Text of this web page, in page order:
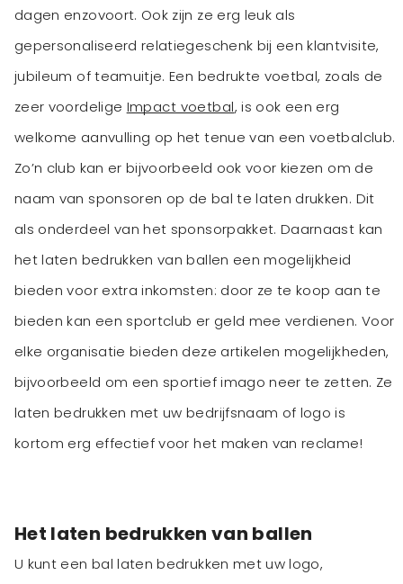
dagen enzovoort. Ook zijn ze erg leuk als
gepersonaliseerd relatiegeschenk bij een klantvisite,
jubileum of teamuitje. Een bedrukte voetbal, zoals de
zeer voordelige Impact voetbal, is ook een erg
welkome aanvulling op het tenue van een voetbalclub.
Zo’n club kan er bijvoorbeeld ook voor kiezen om de
naam van sponsoren op de bal te laten drukken. Dit
als onderdeel van het sponsorpakket. Daarnaast kan
het laten bedrukken van ballen een mogelijkheid
bieden voor extra inkomsten: door ze te koop aan te
bieden kan een sportclub er geld mee verdienen. Voor
elke organisatie bieden deze artikelen mogelijkheden,
bijvoorbeeld om een sportief imago neer te zetten. Ze
laten bedrukken met uw bedrijfsnaam of logo is
kortom erg effectief voor het maken van reclame!
Het laten bedrukken van ballen
U kunt een bal laten bedrukken met uw logo,